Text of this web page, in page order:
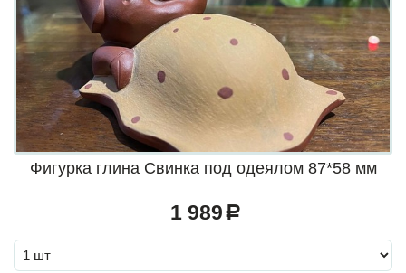
Фигурка глина Свинка под одеялом 87*58 мм
1 989 a